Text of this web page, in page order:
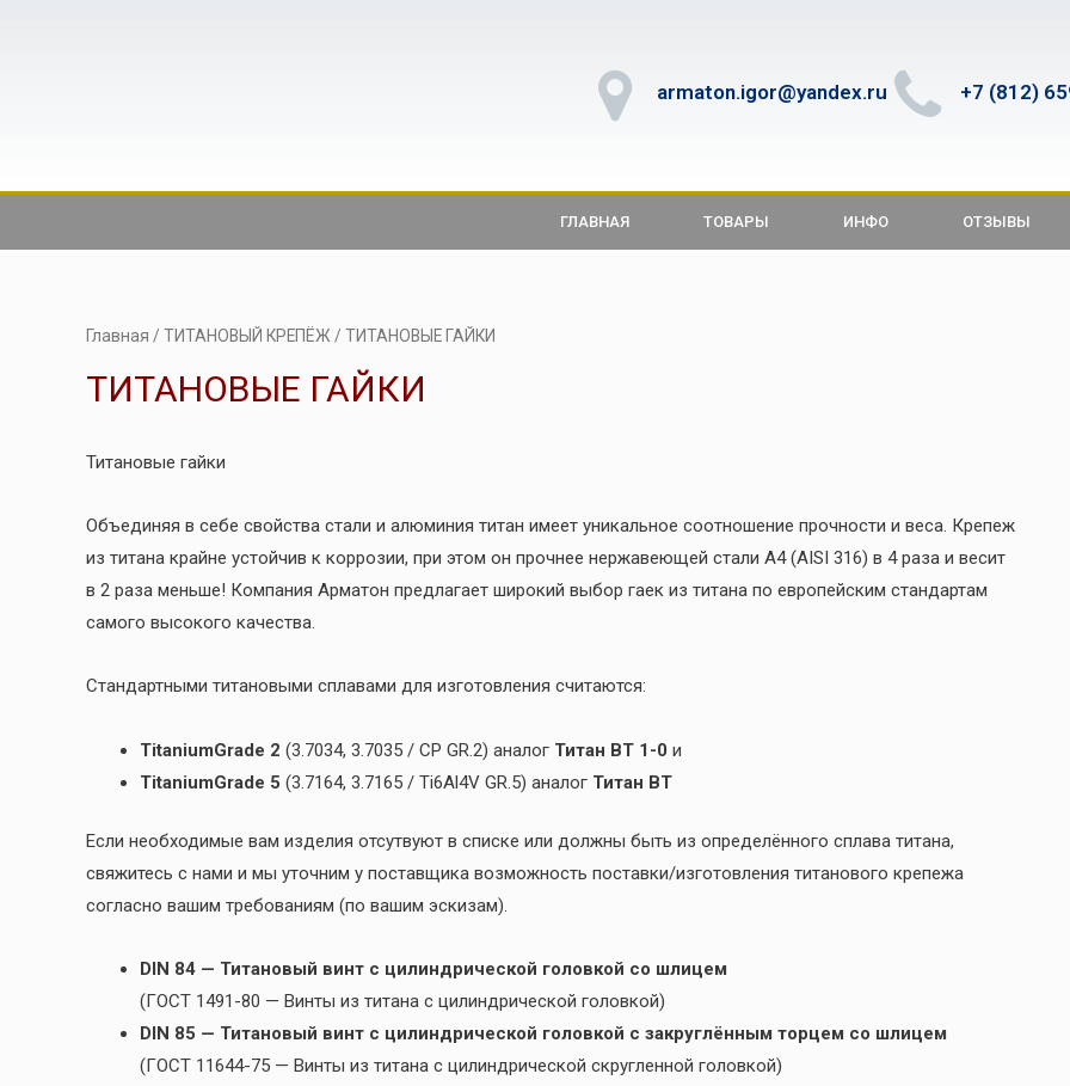
armaton.igor@yandex.ru +7 (812)
ГЛАВНАЯ ТОВАРЫ ИНФО ОТЗЫВЫ
Главная / ТИТАНОВЫЙ КРЕПЁЖ / ТИТАНОВЫЕ ГАЙКИ
ТИТАНОВЫЕ ГАЙКИ
Титановые гайки
Объединяя в себе свойства стали и алюминия титан имеет уникальное соотношение прочности и веса. Крепеж
из титана крайне устойчив к коррозии, при этом он прочнее нержавеющей стали A4 (AISI 316) в 4 раза и весит
в 2 раза меньше! Компания Арматон предлагает широкий выбор гаек из титана по европейским стандартам
самого высокого качества.
Стандартными титановыми сплавами для изготовления считаются:
TitaniumGrade 2 (3.7034, 3.7035 / CP GR.2) аналог Титан ВТ 1-0 и
TitaniumGrade 5 (3.7164, 3.7165 / Ti6Al4V GR.5) аналог Титан ВТ
Если необходимые вам изделия отсутвуют в списке или должны быть из определённого сплава титана,
свяжитесь с нами и мы уточним у поставщика возможность поставки/изготовления титанового крепежа
согласно вашим требованиям (по вашим эскизам).
DIN 84 — Титановый винт с цилиндрической головкой со шлицем
(ГОСТ 1491-80 — Винты из титана с цилиндрической головкой)
DIN 85 — Титановый винт с цилиндрической головкой с закруглённым торцем со шлицем
(ГОСТ 11644-75 — Винты из титана с цилиндрической скругленной головкой)